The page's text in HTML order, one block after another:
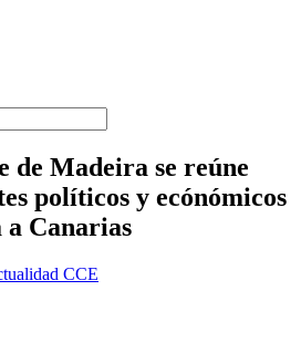
de Madeira se reúne
políticos y ecónómicos
a Canarias
CCE